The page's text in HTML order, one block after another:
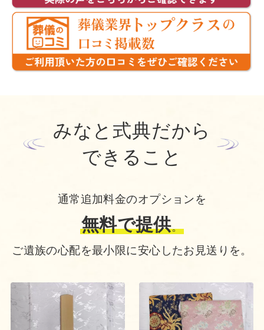
みなと式典だから
できること
通常追加料金のオプションを
無料で提供。
ご遺族の心配を最小限に安心したお見送りを。